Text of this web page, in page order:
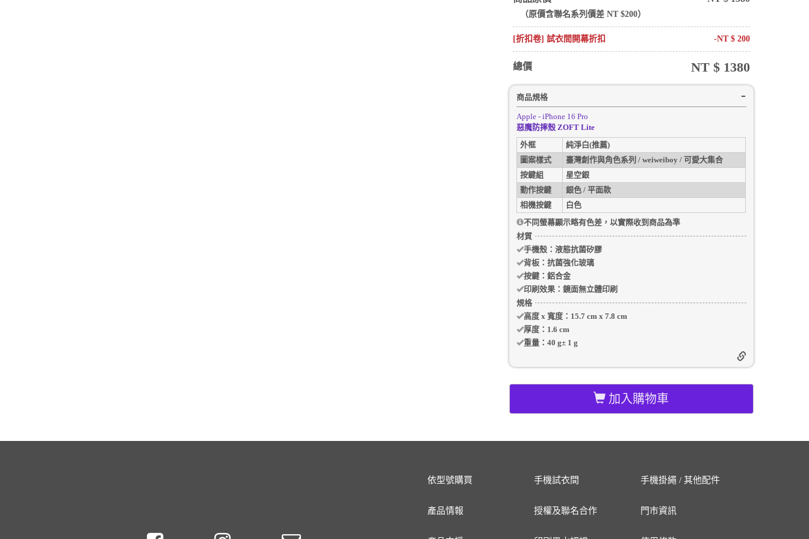
（原價含聯名系列 價差 NT $200）
[折扣卷] 試衣間開幕折扣 -NT $ 200
總價 NT $ 1380
商品規格
Apple - iPhone 16 Pro
惡魔防摔殼 ZOFT Lite
外框
純淨白(推薦)
圖案樣式
臺灣創作與角色系列 / weiweiboy / 可愛大集合
按鍵組
星空銀
動作按鍵
銀色 / 平面款
相機按鍵
白色
不同螢幕顯示略有色差，以實際收到商品為準
材質
手機殼：液態抗菌矽膠
背板：抗菌強化玻璃
按鍵： 鋁合金
印刷效果： 鏡面無立體印刷
規格
高度 x 寬度： 15.7 cm x 7.8 cm
厚度： 1.6 cm
重量： 40 g±1 g
加入購物車
依型號購買 手機試衣間 手機掛繩 / 其他配件
產品情報 授權及聯名合作 門市資訊